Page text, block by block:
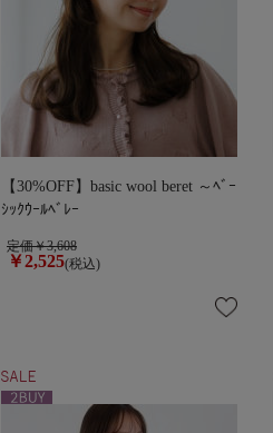
【30%OFF】basic wool beret ～ﾍﾞｰ
ｼｯｸｳｰﾙﾍﾞﾚｰ
定価￥3,608
￥2,525(税込)